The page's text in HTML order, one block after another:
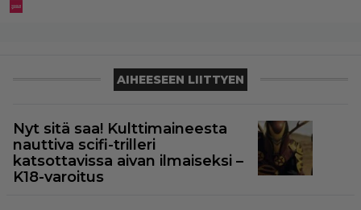
AIHEESEEN LIITTYEN
Nyt sitä saa! Kulttimaineesta
nauttiva scifi-trilleri
katsottavissa aivan ilmaiseksi –
K18-varoitus